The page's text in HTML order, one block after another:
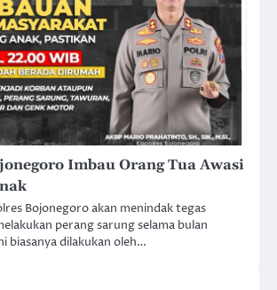
Imbau Orang Tua Awasi
Bojonegoro akan menindak tegas
perang sarung selama bulan
biasanya dilakukan oleh…